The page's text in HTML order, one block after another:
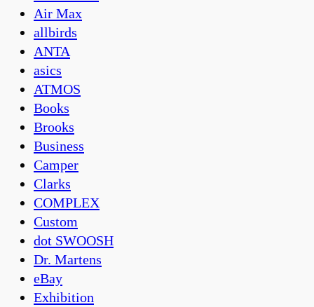
Air Max
allbirds
ANTA
asics
ATMOS
Books
Brooks
Business
Camper
Clarks
COMPLEX
Custom
dot SWOOSH
Dr. Martens
eBay
Exhibition